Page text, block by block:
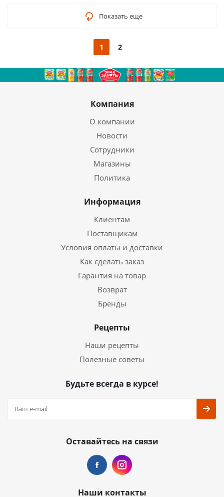
Показать еще
1 2
Компания
О компании
Новости
Сотрудники
Магазины
Политика
Информация
Клиентам
Поставщикам
Условия оплаты и доставки
Как сделать заказ
Гарантия на товар
Возврат
Бренды
Рецепты
Наши рецепты
Полезные советы
Будьте всегда в курсе!
Оставайтесь на связи
Наши контакты